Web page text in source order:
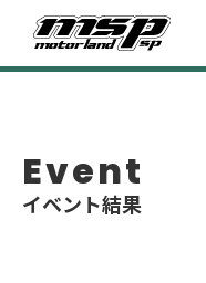
Event
イベント結果